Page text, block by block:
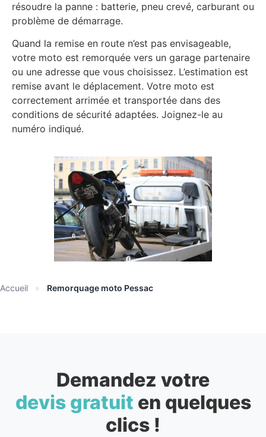
résoudre la panne : batterie, pneu crevé, carburant ou
problème de démarrage.
Quand la remise en route n’est pas envisageable,
votre moto est remorquée vers un garage partenaire
ou une adresse que vous choisissez. L’estimation est
remise avant le déplacement. Votre moto est
correctement arrimée et transportée dans des
conditions de sécurité adaptées. Joignez-le au
numéro indiqué.
Accueil » Remorquage moto Pessac
Demandez votre
devis gratuit en quelques
clics !